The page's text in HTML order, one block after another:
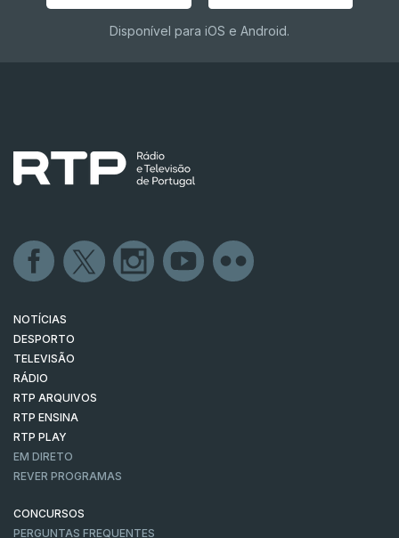
Disponível para iOS e Android.
NOTÍCIAS
DESPORTO
TELEVISÃO
RÁDIO
RTP ARQUIVOS
RTP ENSINA
RTP PLAY
EM DIRETO
REVER PROGRAMAS
CONCURSOS
PERGUNTAS FREQUENTES